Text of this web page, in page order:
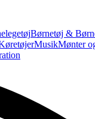
Børnetøj &
MusikMønter